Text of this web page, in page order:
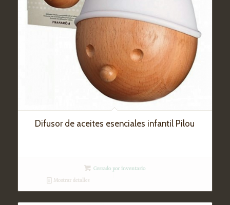
Difusor de aceites esenciales infantil Pilou
Cerrado por inventario
Mostrar detalles